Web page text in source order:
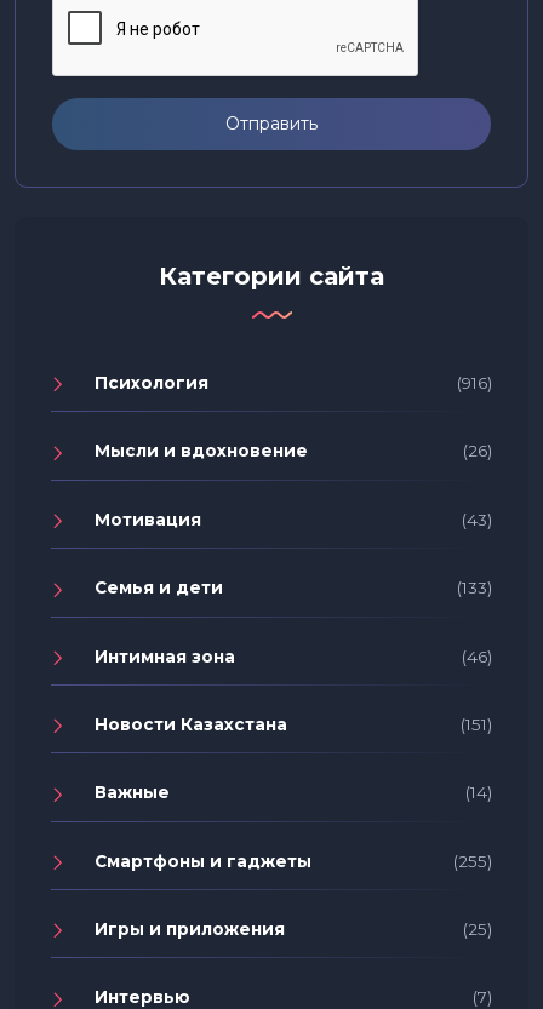
Отправить
Категории сайта
Психология (916)
Мысли и вдохновение (26)
Мотивация (43)
Семья и дети (133)
Интимная зона (46)
Новости Казахстана (151)
Важные (14)
Смартфоны и гаджеты (255)
Игры и приложения (25)
Интервью (7)